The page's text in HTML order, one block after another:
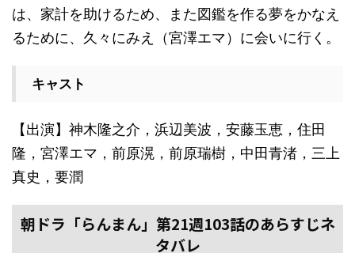
は、家計を助けるため、また図鑑を作る夢をかなえ
るために、久々にみえ（宮澤エマ）に会いに行く。
キャスト
【出演】神木隆之介，浜辺美波，安藤玉恵，住田
隆，宮澤エマ，前原滉，前原瑞樹，中田青渚，三上
真史，要潤
朝ドラ「らんまん」第21週103話のあらすじネ
タバレ